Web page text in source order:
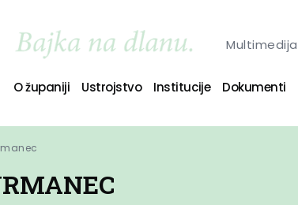
Multimedija
O županiji Ustrojstvo Institucije Dokumenti